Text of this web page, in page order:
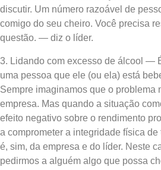
discutir. Um número razoável de
comigo do seu cheiro. Você precisa
questão. — diz o líder.
3. Lidando com excesso de álcool —
uma pessoa que ele (ou ela) está
Sempre imaginamos que o problema
empresa. Mas quando a situação
efeito negativo sobre o rendimento
a comprometer a integridade física de
é, sim, da empresa e do líder. Neste
pedirmos a alguém algo que possa